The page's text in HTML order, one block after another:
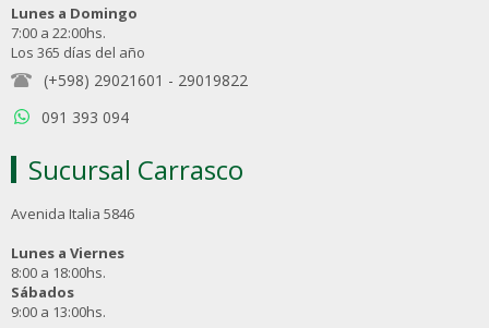
Lunes a Domingo
7:00 a 22:00hs.
Los 365 días del año
(+598) 29021601 - 29019822
091 393 094
Sucursal Carrasco
Avenida Italia 5846
Lunes a Viernes
8:00 a 18:00hs.
Sábados
9:00 a 13:00hs.